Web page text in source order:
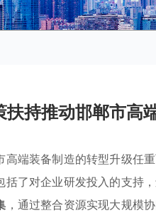
持推动邯郸市高
端装备制造的转型升级任
了对企业研发投入的支持
，通过整合资源实现大规模